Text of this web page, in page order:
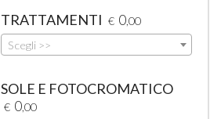
TRATTAMENTI € 0,00
Scegli >>
SOLE E FOTOCROMATICO
€ 0,00